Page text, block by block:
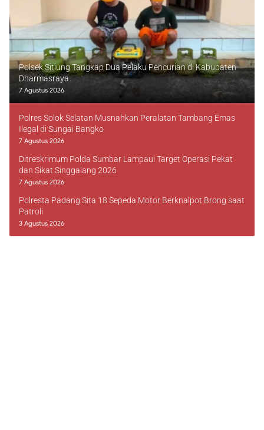
Polsek Sitiung Tangkap Dua Pelaku Pencurian di Kabupaten
Dharmasraya
7 Agustus 2026
Polres Solok Selatan Musnahkan Peralatan Tambang Emas
Ilegal di Sungai Bangko
7 Agustus 2026
Ditreskrimum Polda Sumbar Lampaui Target Operasi Pekat
dan Sikat Singgalang 2026
7 Agustus 2026
Polresta Padang Sita 18 Sepeda Motor Berknalpot Brong saat
Patroli
3 Agustus 2026